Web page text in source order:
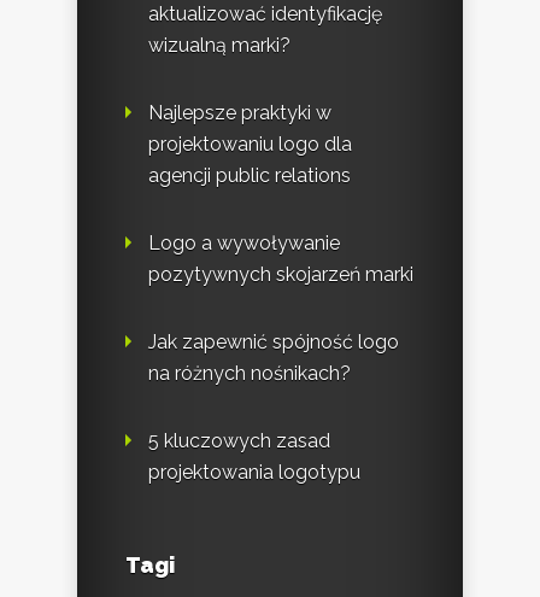
aktualizować identyfikację
wizualną marki?
Najlepsze praktyki w
projektowaniu logo dla
agencji public relations
Logo a wywoływanie
pozytywnych skojarzeń marki
Jak zapewnić spójność logo
na różnych nośnikach?
5 kluczowych zasad
projektowania logotypu
Tagi